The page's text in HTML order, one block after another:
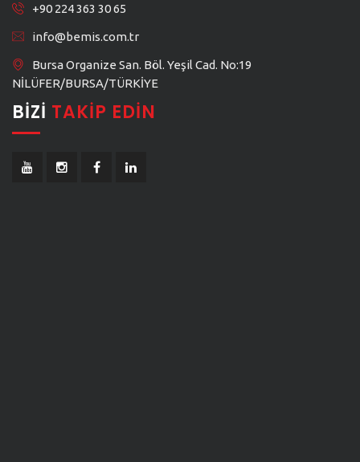
+90 224 363 30 65
info@bemis.com.tr
Bursa Organize San. Böl. Yeşil Cad. No:19
NİLÜFER/BURSA/TÜRKİYE
BIZI TAKIP EDIN